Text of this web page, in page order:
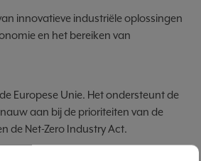
innovatieve industriële oplossingen
en het bereiken van
Europese Unie. Het ondersteunt de
aan bij de prioriteiten van de
de Net-Zero Industry Act.
koolstofarme industrie,